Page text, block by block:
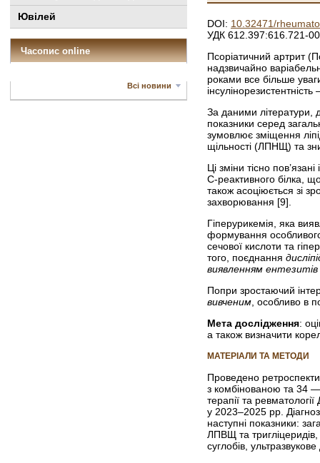
Ювілей
Часопис online
Всі новини
DOI: 10.32471/
УДК 612.397:616.721-
Псоріатичний артрит
надзвичайно
роками все більше
За даними літератури,
показники серед
зумовлює зміщення
щільності (ЛПНЩ) та
Ці зміни тісно
С-реактивного білка,
також асоціюється зі
захворювання [9].
Гіперурикемія, яка
формування
сечової кислоти та
того, поєднання
виявленням ентезитів
Попри зростаючий
вивченим , особливо в
Мета дослідження:
а також визначити
МАТЕРІАЛИ ТА МЕТОДИ
Проведено
з комбінованою та 34
терапії та
у 2023–2025 рр.
наступні показники:
ЛПВЩ та
суглобів,